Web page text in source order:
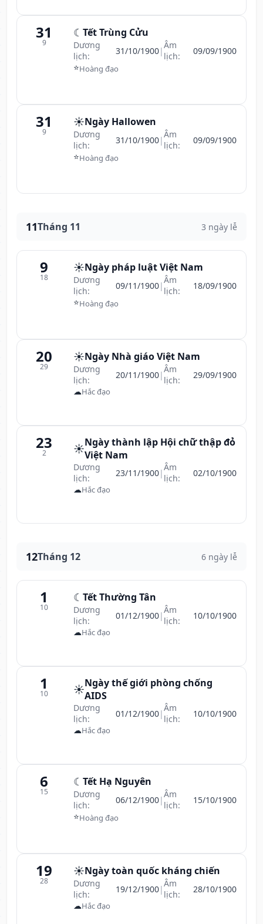
31
9
☾ Tết Trùng Cửu
Dương
lịch:
31/10/1900|Âm
lịch:
09/09/1900
⭐Hoàng đạo
31
9
☀️Ngày Hallowen
Dương
lịch:
31/10/1900|Âm
lịch:
09/09/1900
⭐Hoàng đạo
11Tháng 11 3 ngày lễ
9
18
☀️Ngày pháp luật Việt Nam
Dương
lịch:
09/11/1900|Âm
lịch:
18/09/1900
⭐Hoàng đạo
20
29
☀️Ngày Nhà giáo Việt Nam
Dương
lịch:
20/11/1900|Âm
lịch:
29/09/1900
☁Hắc đạo
23
2 ☀️Ngày thành lập Hội chữ thập đỏ
Việt Nam
Dương
lịch:
23/11/1900|Âm
lịch:
02/10/1900
☁Hắc đạo
12Tháng 12 6 ngày lễ
1
10
☾ Tết Thường Tân
Dương
lịch:
01/12/1900|Âm
lịch:
10/10/1900
☁Hắc đạo
1
10 ☀️Ngày thế giới phòng chống
AIDS
Dương
lịch:
01/12/1900|Âm
lịch:
10/10/1900
☁Hắc đạo
6
15
☾ Tết Hạ Nguyên
Dương
lịch:
06/12/1900|Âm
lịch:
15/10/1900
⭐Hoàng đạo
19
28
☀️Ngày toàn quốc kháng chiến
Dương
lịch:
19/12/1900|Âm
lịch:
28/10/1900
☁Hắc đạo